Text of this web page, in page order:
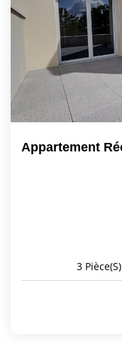
3 Pièce(s)